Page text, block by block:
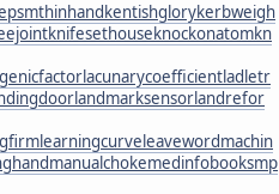
kentishglorykerbweigh
knifesethouseknockonatomkn
lacunarycoefficientladletr
landmarksensorlandrefor
learningcurveleavewordmachin
manualchokemedinfobooksmp